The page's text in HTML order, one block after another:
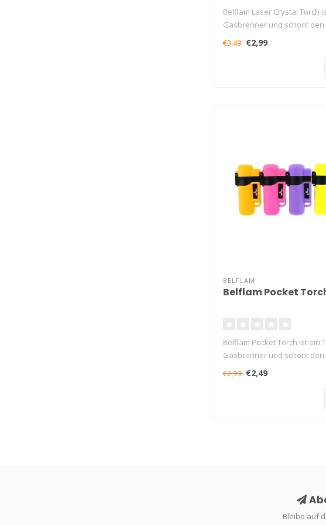
Belflam Laser Crystal Torch
Gasbrenner und schont
€3,49 €2,99
BELFLAM
Belflam Pocket
Belflam Pocket Torch ist ein
Gasbrenner und schont
Das Feu..
€2,99 €2,49
Bleibe auf